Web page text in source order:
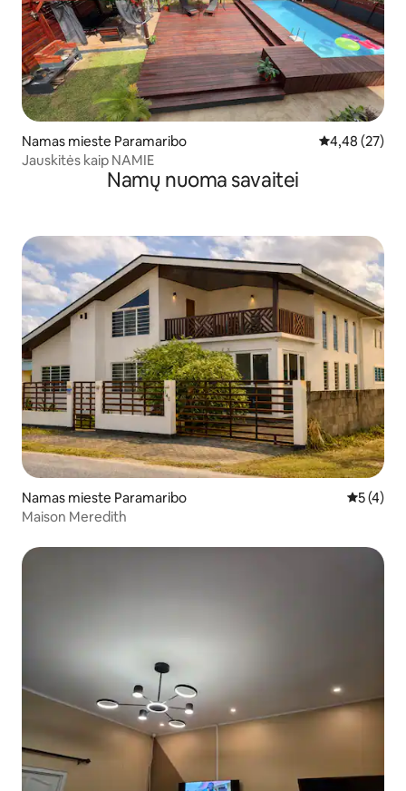
Namas mieste Paramaribo Vidutinis
4,48 (27)
Jauskitės kaip NAMIE
Namų nuoma savaitei
Namas mieste Paramaribo Vidutinis
5 (4)
Maison Meredith